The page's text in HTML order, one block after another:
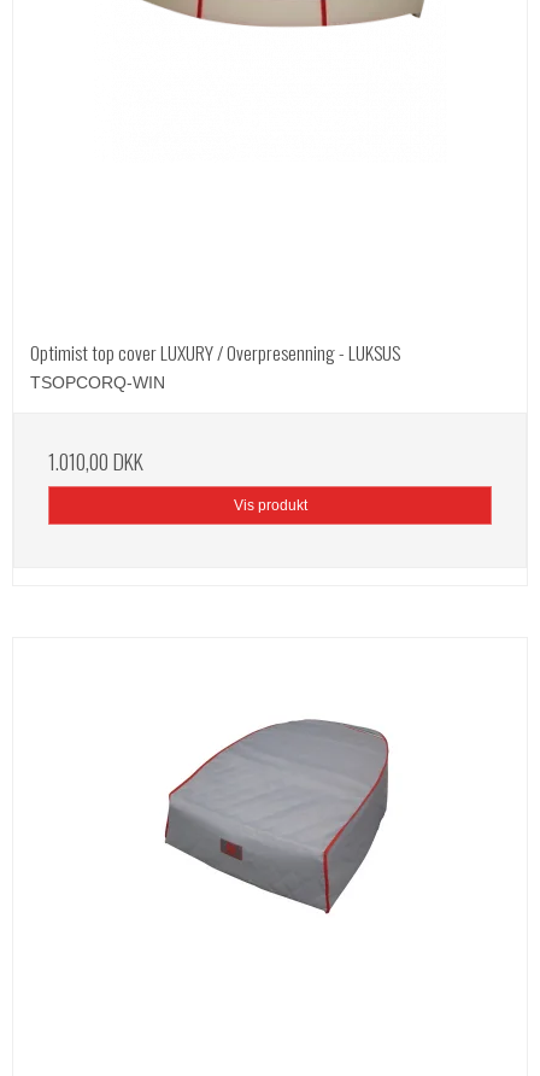
Optimist top cover LUXURY / Overpresenning - LUKSUS
TSOPCORQ-WIN
1.010,00 DKK
Vis produkt